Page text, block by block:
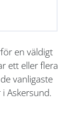
en väldigt
ett eller flera
vanligaste
Askersund.